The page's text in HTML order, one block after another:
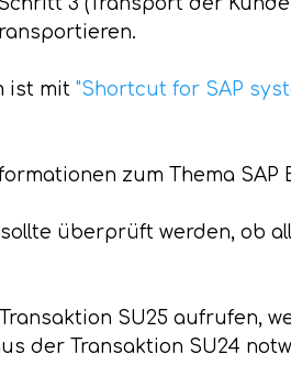
ist mit "Shortcut for SAP
zum Thema SAP
überprüft werden, ob
SU25 aufrufen,
der Transaktion SU24